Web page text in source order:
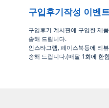
구입후기작성 이벤
구입후기 계시판에 구입한 제
송해 드립니다.
인스타그램 페이스북등에 리
송해 드립니다.(매달 1회에 한